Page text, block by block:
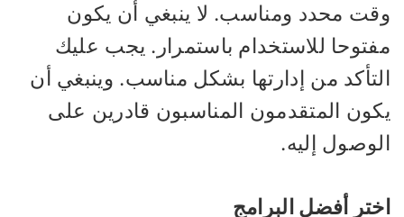
محدد ومناسب. لا ينبغي أن يكون
للاستخدام باستمرار. يجب عليك
من إدارتها بشكل مناسب. وينبغي أن
المتقدمون المناسبون قادرين على
إليه.
أفضل البرامج